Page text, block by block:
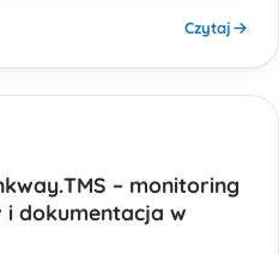
Czytaj
– monitoring
i dokumentacja w